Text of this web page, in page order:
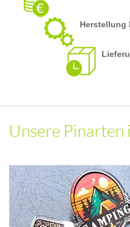
Herstellung
Unsere